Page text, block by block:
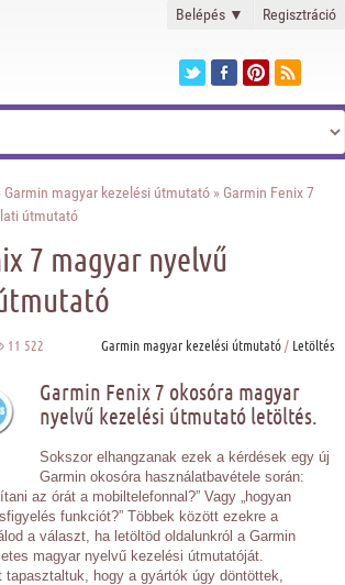
Belépés ▼ Regisztráció
Garmin magyar kezelési útmutató » Garmin Fenix 7
útmutató
7 magyar nyelvű
11 522 Garmin magyar kezelési útmutató/ Letöltés
Garmin Fenix 7 okosóra magyar
nyelvű kezelési útmutató letöltés.
Sokszor elhangzanak ezek a kérdések egy új
Garmin okosóra használatbavétele során:
az órát a mobiltelefonnal?” Vagy „hogyan
funkciót?” Többek között ezekre a
a választ, ha letöltöd oldalunkról a Garmin
magyar nyelvű kezelési útmutatóját.
hogy a gyártók úgy döntöttek,